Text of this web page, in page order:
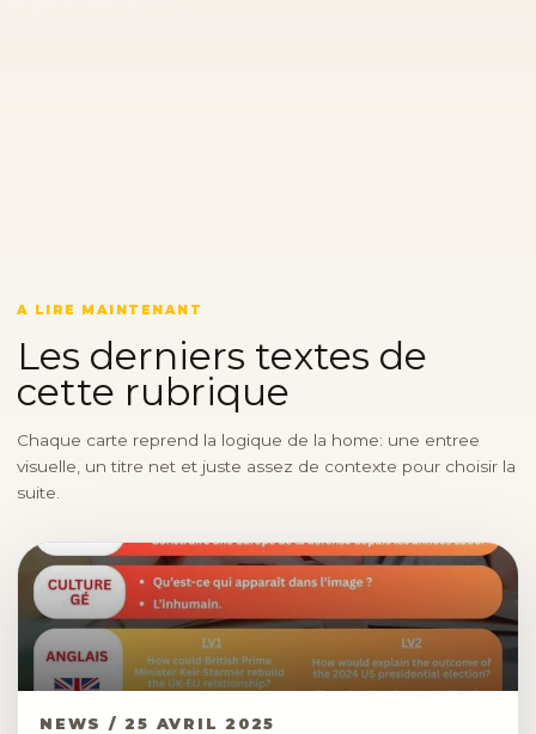
A LIRE MAINTENANT
Les derniers textes de
cette rubrique
Chaque carte reprend la logique de la home: une entree
visuelle, un titre net et juste assez de contexte pour choisir la
suite.
NEWS / 25 AVRIL 2025